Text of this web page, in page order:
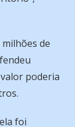
de
poderia
foi